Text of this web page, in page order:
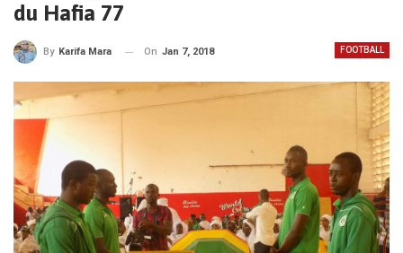
du Hafia 77
FOOTBALL
By Karifa Mara On Jan 7, 2018